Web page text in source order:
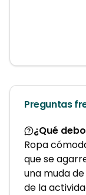
Preguntas
¿Qué
Ropa
que se
una muda
de la